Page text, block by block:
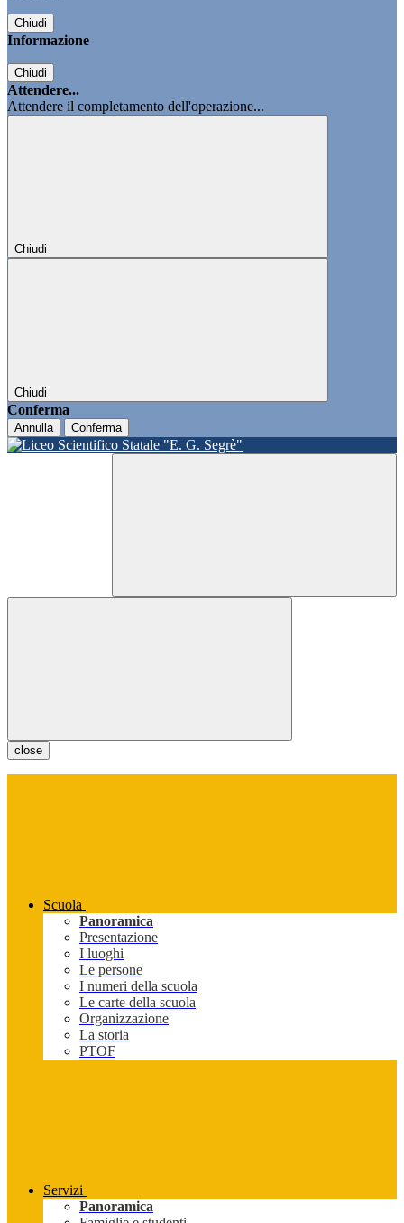
Chiudi
Informazione
Chiudi
Attendere...
Attendere il completamento dell'operazione...
Chiudi
Chiudi
Conferma
Annulla Conferma
close
Scuola
Panoramica
Presentazione
I luoghi
Le persone
I numeri della scuola
Le carte della scuola
Organizzazione
La storia
PTOF
Servizi
Panoramica